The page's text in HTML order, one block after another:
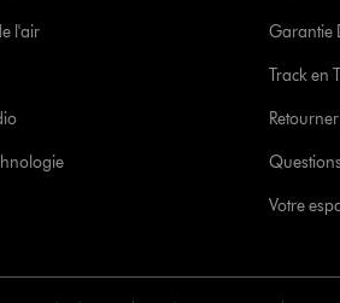
l'air Garantie
Track en
Votre